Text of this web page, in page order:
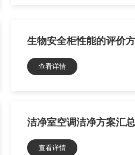
生物安全柜性能的评价
查看详情
洁净室空调洁净方案汇总
查看详情